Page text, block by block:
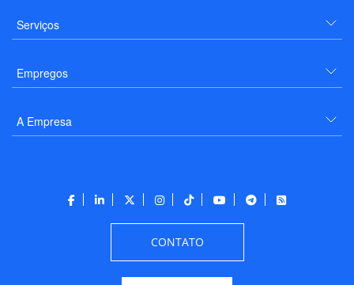
Serviços
Empregos
A Empresa
CONTATO